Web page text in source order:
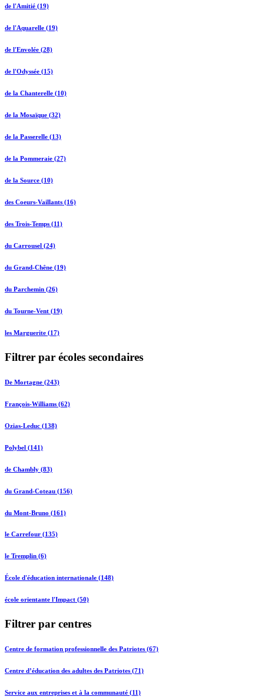
de l'Amitié (19)
de l'Aquarelle (19)
de l'Envolée (28)
de l'Odyssée (15)
de la Chanterelle (10)
de la Mosaïque (32)
de la Passerelle (13)
de la Pommeraie (27)
de la Source (10)
des Coeurs-Vaillants (16)
des Trois-Temps (11)
du Carrousel (24)
du Grand-Chêne (19)
du Parchemin (26)
du Tourne-Vent (19)
les Marguerite (17)
Filtrer par écoles secondaires
De Mortagne (243)
François-Williams (62)
Ozias-Leduc (138)
Polybel (141)
de Chambly (83)
du Grand-Coteau (156)
du Mont-Bruno (161)
le Carrefour (135)
le Tremplin (6)
École d'éducation internationale (148)
école orientante l'Impact (50)
Filtrer par centres
Centre de formation professionnelle des Patriotes (67)
Centre d’éducation des adultes des Patriotes (71)
Service aux entreprises et à la communauté (11)